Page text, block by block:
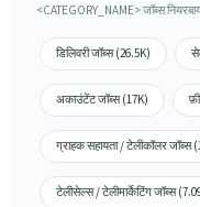
<CATEGORY_NAME> जॉब्स
डिलिवरी जॉब्स (26.5K)
अकाउंटेंट जॉब्स (17K)
ग्राहक सहायता / टेलीकॉलर जॉब्स
टेलीसेल्स / टेलीमार्केटिंग जॉब्स